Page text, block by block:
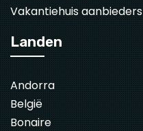
Vakantiehuis aanbieders
Landen
Andorra
België
Bonaire